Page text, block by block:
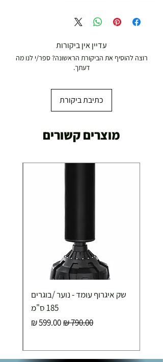
עדיין אין ביקורות
רוצה להוסיף את הביקורת הראשונה? ספר/י לנו מה
דעתך.
כתיבת ביקורת
מוצרים קשורים
שק איגרוף עומד - נוער /בוגרים
185 ס"מ
מחיר רגילמחיר מבצע